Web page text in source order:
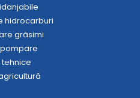
hidrocarburi
grăsimi